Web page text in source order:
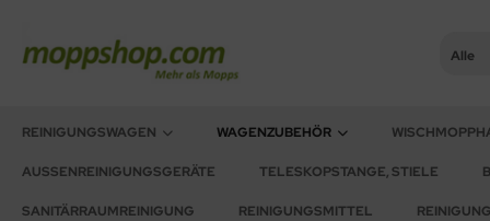
Alle
REINIGUNGSWAGEN WAGENZUBEHÖR
AUSSENREINIGUNGSGERÄTE TELESKOPSTANGE, STIELE
SANITÄRRAUMREINIGUNG REINIGUNGSMITTEL
ALLES ANZEIGEN AUS REINIGUNGSWAGEN